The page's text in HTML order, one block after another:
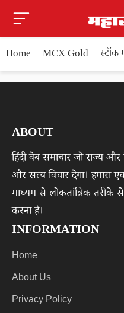
Home MCX Gold स्टॉक
ABOUT
हिंदी वेब समाचार जो राज्य
और सत्य विचार देगा। हमारा
माध्यम से लोकतांत्रिक तरीके
करना है।
INFORMATION
Home
About Us
Privacy Policy